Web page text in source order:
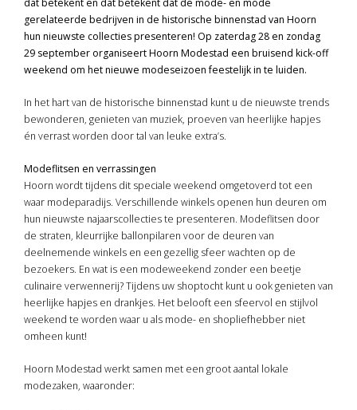
dat betekent en dat betekent dat de mode- en mode
gerelateerde bedrijven in de historische binnenstad van Hoorn
hun nieuwste collecties presenteren! Op zaterdag 28 en zondag
29 september organiseert Hoorn Modestad een bruisend kick-off
weekend om het nieuwe modeseizoen feestelijk in te luiden.
In het hart van de historische binnenstad kunt u de nieuwste trends
bewonderen, genieten van muziek, proeven van heerlijke hapjes
én verrast worden door tal van leuke extra’s.
Modeflitsen en verrassingen
Hoorn wordt tijdens dit speciale weekend omgetoverd tot een
waar modeparadijs. Verschillende winkels openen hun deuren om
hun nieuwste najaarscollecties te presenteren. Modeflitsen door
de straten, kleurrijke ballonpilaren voor de deuren van
deelnemende winkels en een gezellig sfeer wachten op de
bezoekers. En wat is een modeweekend zonder een beetje
culinaire verwennerij? Tijdens uw shoptocht kunt u ook genieten van
heerlijke hapjes en drankjes. Het belooft een sfeervol en stijlvol
weekend te worden waar u als mode- en shopliefhebber niet
omheen kunt!
Hoorn Modestad werkt samen met een groot aantal lokale
modezaken, waaronder: